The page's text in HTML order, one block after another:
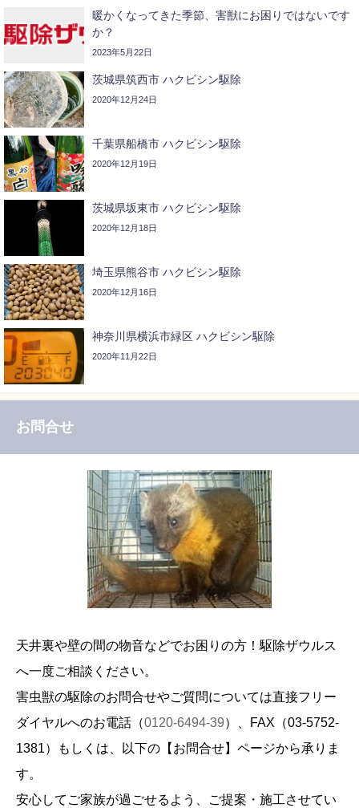
暖かくなってきた季節、害獣にお困りではないです
か？
2023年5月22日
茨城県筑西市 ハクビシン駆除
2020年12月24日
千葉県船橋市 ハクビシン駆除
2020年12月19日
茨城県坂東市 ハクビシン駆除
2020年12月18日
埼玉県熊谷市 ハクビシン駆除
2020年12月16日
神奈川県横浜市緑区 ハクビシン駆除
2020年11月22日
お問合せ
天井裏や壁の間の物音などでお困りの方！駆除ザウルス
へ一度ご相談ください。
害虫獣の駆除のお問合せやご質問については直接フリー
ダイヤルへのお電話（0120-6494-39）、FAX（03-5752-
1381）もしくは、以下の【お問合せ】ページから承りま
す。
安心してご家族が過ごせるよう、ご提案・施工させてい